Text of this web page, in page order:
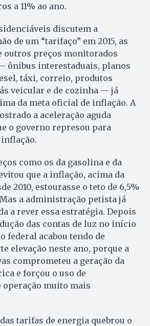
a 11% ao ano.
discutem a
de um “tarifaço” em 2015, as
outros preços monitorados
ônibus interestaduais, planos
táxi, correio, produtos
veicular e de cozinha — já
da meta oficial de inflação. A
a aceleração aguda
o governo represou para
como os da gasolina e da
que a inflação, acima da
2010, estourasse o teto de 6,5%
a administração petista já
a rever essa estratégia. Depois
das contas de luz no início
federal acabou tendo de
elevação neste ano, porque a
comprometeu a geração da
e forçou o uso de
muito mais
tarifas de energia quebrou o